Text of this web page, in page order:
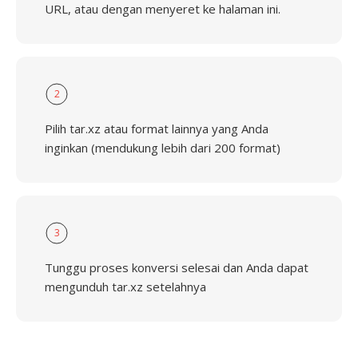
URL, atau dengan menyeret ke halaman ini.
2
Pilih tar.xz atau format lainnya yang Anda
inginkan (mendukung lebih dari 200 format)
3
Tunggu proses konversi selesai dan Anda dapat
mengunduh tar.xz setelahnya